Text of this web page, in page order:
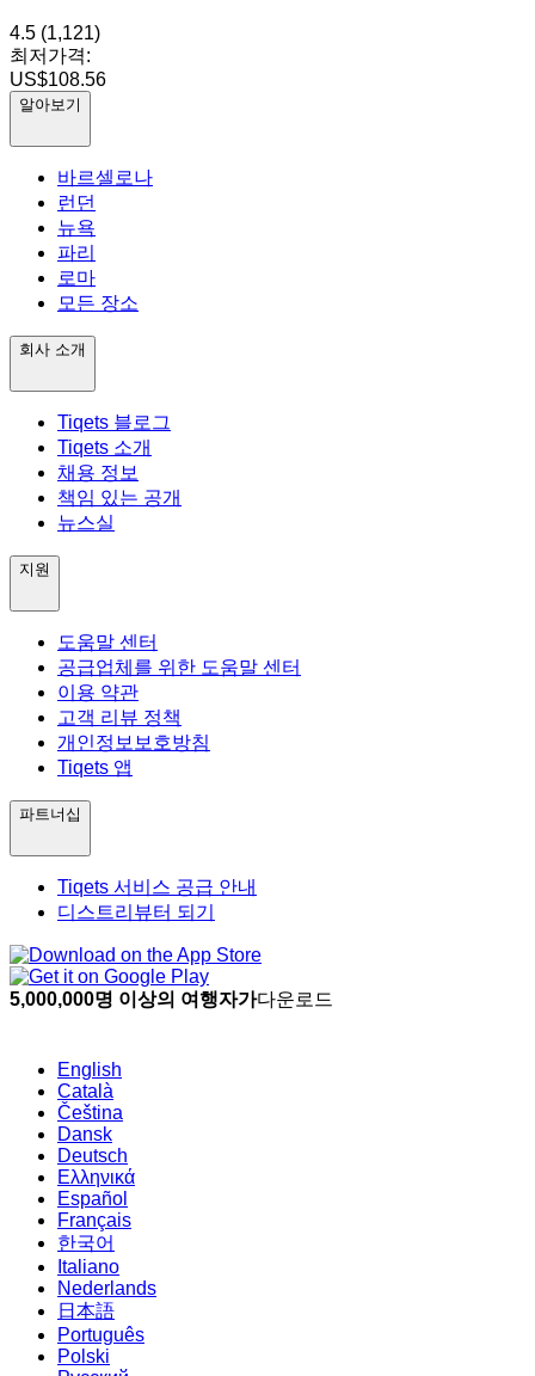
4.5 (1,121)
최저가격:
US$108.56
알아보기
바르셀로나
런던
뉴욕
파리
로마
모든 장소
회사 소개
Tiqets 블로그
Tiqets 소개
채용 정보
책임 있는 공개
뉴스실
지원
도움말 센터
공급업체를 위한 도움말 센터
이용 약관
고객 리뷰 정책
개인정보보호방침
Tiqets 앱
파트너십
Tiqets 서비스 공급 안내
디스트리뷰터 되기
5,000,000명 이상의 여행자가다운로드
English
Català
Čeština
Dansk
Deutsch
Ελληνικά
Español
Français
한국어
Italiano
Nederlands
日本語
Português
Polski